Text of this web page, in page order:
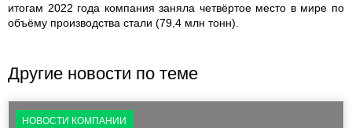
итогам 2022 года компания заняла четвёртое место в мире по
объёму производства стали (79,4 млн тонн).
Другие новости по теме
НОВОСТИ КОМПАНИИ